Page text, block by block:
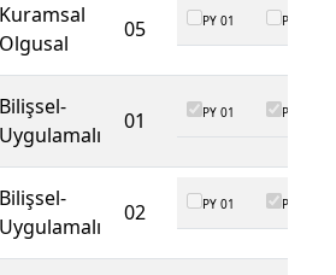
Kuramsal
Olgusal
05 PY 01 PY 02
Bilişsel-
Uygulamalı
01 PY 01 PY 02
Bilişsel-
Uygulamalı
02 PY 01 PY 02